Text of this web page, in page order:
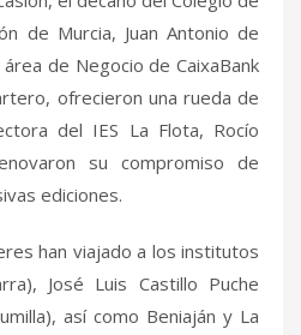
de Murcia, Juan Antonio de
de Negocio de CaixaBank
ofrecieron una rueda de
del IES La Flota, Rocío
su compromiso de
ediciones.
han viajado a los institutos
José Luis Castillo Puche
así como Beniaján y La